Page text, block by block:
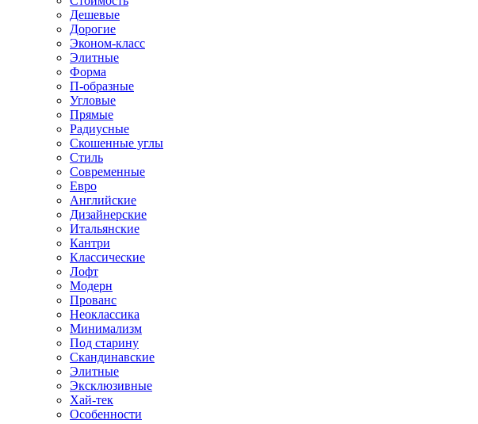
Дешевые
Дорогие
Эконом-класс
Элитные
Форма
П-образные
Угловые
Прямые
Радиусные
Скошенные углы
Стиль
Современные
Евро
Английские
Дизайнерские
Итальянские
Кантри
Классические
Лофт
Модерн
Прованс
Неоклассика
Минимализм
Под старину
Скандинавские
Элитные
Эксклюзивные
Хай-тек
Особенности